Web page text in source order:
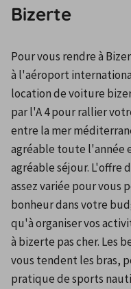
Bizerte
Pour vous rendre à
à l'aéroport
location de voiture
par l'A 4 pour rallier
entre la mer
agréable toute l'année
agréable séjour. L'offre
assez variée pour
bonheur dans votre
qu'à organiser vos
à bizerte pas cher. Les
vous tendent les bras,
pratique de sports